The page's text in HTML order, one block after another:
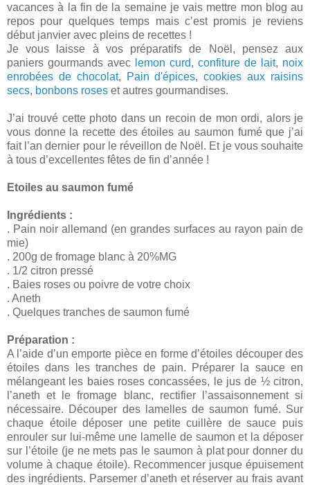
vacances à la fin de la semaine je vais mettre mon blog au
repos pour quelques temps mais c’est promis je reviens
début janvier avec pleins de recettes !
Je vous laisse à vos préparatifs de Noël, pensez aux
paniers gourmands avec lemon curd, confiture de lait, noix
enrobées de chocolat, Pain d'épices,cookies aux raisins
secs, bonbons roses et autres gourmandises.
J’ai trouvé cette photo dans un recoin de mon ordi, alors je
vous donne la recette des étoiles au saumon fumé que j’ai
fait l’an dernier pour le réveillon de Noël. Et je vous souhaite
à tous d’excellentes fêtes de fin d’année !
Etoiles au saumon fumé
Ingrédients :
. Pain noir allemand (en grandes surfaces au rayon pain de
mie)
. 200g de fromage blanc à 20%MG
. 1/2 citron pressé
. Baies roses ou poivre de votre choix
. Aneth
. Quelques tranches de saumon fumé
Préparation :
A l’aide d’un emporte pièce en forme d’étoiles découper des
étoiles dans les tranches de pain. Préparer la sauce en
mélangeant les baies roses concassées, le jus de ½ citron,
l’aneth et le fromage blanc, rectifier l’assaisonnement si
nécessaire. Découper des lamelles de saumon fumé. Sur
chaque étoile déposer une petite cuillère de sauce puis
enrouler sur lui-même une lamelle de saumon et la déposer
sur l’étoile (je ne mets pas le saumon à plat pour donner du
volume à chaque étoile). Recommencer jusque épuisement
des ingrédients. Parsemer d’aneth et réserver au frais avant